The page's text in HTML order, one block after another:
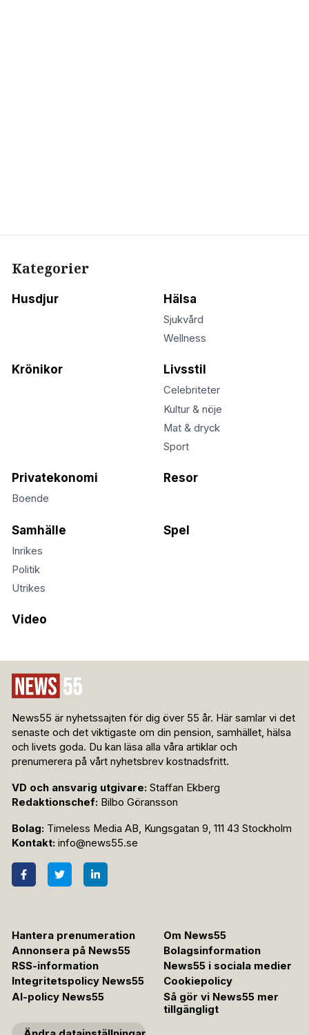
Kategorier
Husdjur Hälsa
Sjukvård
Wellness
Krönikor Livsstil
Celebriteter
Kultur & nöje
Mat & dryck
Sport
Privatekonomi
Boende
Resor
Samhälle
Inrikes
Politik
Utrikes
Spel
Video
News55 är nyhetssajten för dig över 55 år. Här samlar vi det
senaste och det viktigaste om din pension, samhället, hälsa
och livets goda. Du kan läsa alla våra artiklar och
prenumerera på vårt nyhetsbrev kostnadsfritt.
VD och ansvarig utgivare: Staffan Ekberg
Redaktionschef: Bilbo Göransson
Bolag: Timeless Media AB, Kungsgatan 9, 111 43 Stockholm
Kontakt: info@news55.se
Hantera prenumeration
Om News55
Annonsera på News55
Bolagsinformation
RSS-information
News55 i sociala medier
Integritetspolicy News55
Cookiepolicy
AI-policy News55
Så gör vi News55 mer
tillgängligt